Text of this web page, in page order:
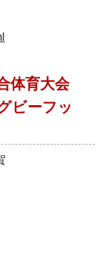
体育大会
ビーフッ